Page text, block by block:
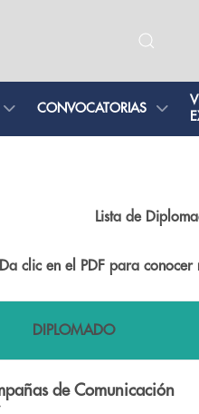
CONVOCATORIAS
Lista de
Da clic en el PDF para
DIPLOMADO
de Comunicación